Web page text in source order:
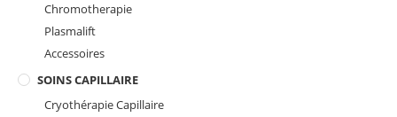
Chromotherapie
Plasmalift
Accessoires
SOINS CAPILLAIRE
Cryothérapie Capillaire